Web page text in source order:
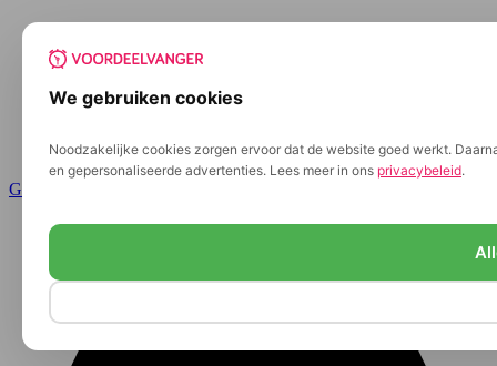
We gebruiken cookies
Noodzakelijke cookies zorgen ervoor dat de website goed werkt.
en gepersonaliseerde advertenties. Lees meer in ons privacybeleid.
Ga naar de inhoud